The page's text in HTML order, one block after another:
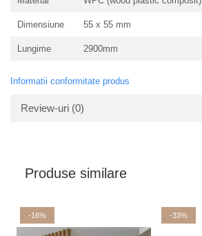
Dimensiune 55 x 55 mm
Lungime 2900mm
Informatii conformitate produs
Review-uri (0)
Produse similare
-16% -33%